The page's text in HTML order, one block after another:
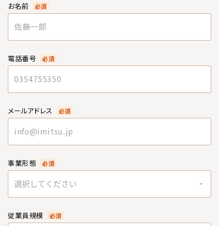
お名前 必須
電話番号 必須
メールアドレス 必須
事業形態 必須
選択してください
従業員規模 必須